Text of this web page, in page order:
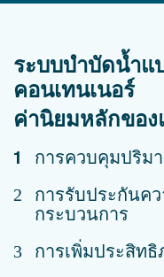
ระบบบำบัดน้ำแ
คอนเทนเนอร์
ค่านิยมหลักขอ
1
การควบคุมปริม
2
การรับประกันค
กระบวนการ
3
การเพิ่มประสิท